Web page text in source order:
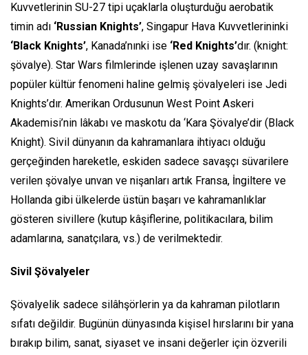
Kuvvetlerinin SU-27 tipi uçaklarla oluşturduğu aerobatik
timin adı ‘Russian Knights’, Singapur Hava Kuvvetlerininki
‘Black Knights’, Kanada’nınki ise ‘Red Knights’dır. (knight:
şövalye). Star Wars filmlerinde işlenen uzay savaşlarının
popüler kültür fenomeni haline gelmiş şövalyeleri ise Jedi
Knights’dır. Amerikan Ordusunun West Point Askeri
Akademisi’nin lâkabı ve maskotu da ‘Kara Şövalye’dir (Black
Knight). Sivil dünyanın da kahramanlara ihtiyacı olduğu
gerçeğinden hareketle, eskiden sadece savaşçı süvarilere
verilen şövalye unvan ve nişanları artık Fransa, İngiltere ve
Hollanda gibi ülkelerde üstün başarı ve kahramanlıklar
gösteren sivillere (kutup kâşiflerine, politikacılara, bilim
adamlarına, sanatçılara, vs.) de verilmektedir.
Sivil Şövalyeler
Şövalyelik sadece silâhşörlerin ya da kahraman pilotların
sıfatı değildir. Bugünün dünyasında kişisel hırslarını bir yana
bırakıp bilim, sanat, siyaset ve insani değerler için özverili